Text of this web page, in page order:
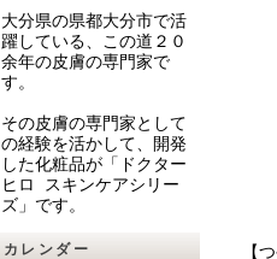
大分県の県都大分市で活
躍している、この道２０
余年の皮膚の専門家で
す。
その皮膚の専門家として
の経験を活かして、開発
した化粧品が「ドクター
ヒロ スキンケアシリー
ズ」です。
カレンダー 【つ